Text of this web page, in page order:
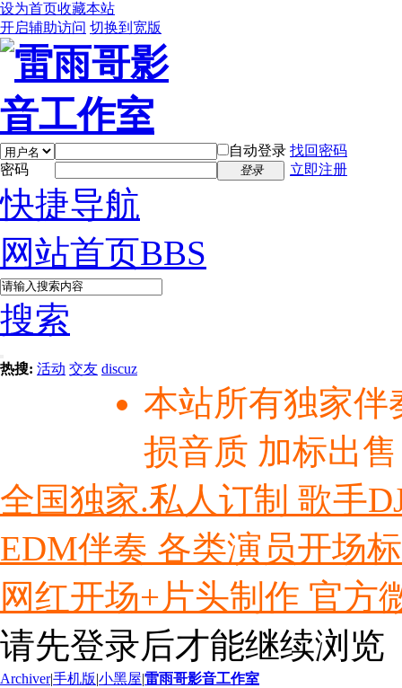
设为首页收藏本站
开启辅助访问 切换到宽版
自动登录 找回密码
密码
登录 立即注册
快捷导航
网站首页BBS
搜索
热搜: 活动 交友 discuz
本站所有独家伴
损音质 加标出
全国独家.私人订制 歌手
EDM伴奏 各类演员开场
网红开场+片头制作 官方
请先登录后才能继续浏览
Archiver|手机版|小黑屋|雷雨哥影音工作室